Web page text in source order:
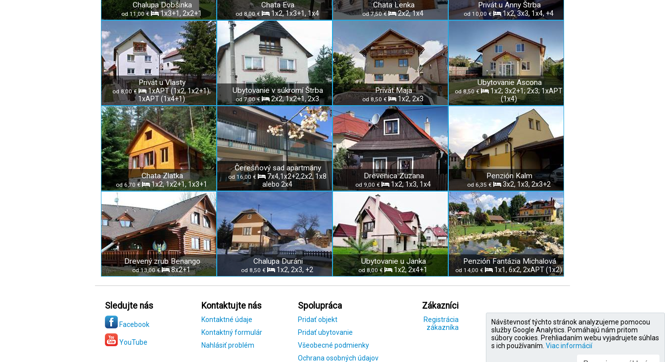
Chalupa Dobšinka
od 11,00 € 1x3+1, 2x2+1
Chata Eva
od 8,00 € 1x2, 1x3+1, 1x4
Chata Lenka
od 7,50 € 2x2, 1x4
Privát u Anny Štrba
od 10,00 € 1x2, 3x3, 1x4, +4
Privát u Vlasty
od 8,00 €
1xAPT (1x2, 1x2+1);
1xAPT (1x4+1)
Ubytovanie v súkromí Štrba
od 7,00 € 2x2, 1x2+1, 2x3
Privát Maja
od 8,50 € 1x2, 2x3
Ubytovanie Ascona
od 8,50 €
1x2; 3x2+1; 2x3; 1xAPT
(1x4)
Chata Zlatka
od 6,70 € 1x2, 1x2+1, 1x3+1
Čerešňový sad apartmány
od 16,00 €
7x4,1x2+2,2x2, 1x8
alebo 2x4
Drevenica Zuzana
od 9,00 € 1x2, 1x3, 1x4
Penzión Kalm
od 6,35 € 3x2, 1x3, 2x3+2
Drevený zrub Benango
od 13,00 € 8x2+1
Chalupa Duráni
od 8,50 € 1x2, 2x3, +2
Ubytovanie u Janka
od 8,00 € 1x2, 2x4+1
Penzión Fantázia Michalová
od 14,00 € 1x1, 6x2, 2xAPT (1x2)
Sledujte nás
Facebook
YouTube
Kontaktujte nás
Kontaktné údaje
Kontaktný formulár
Nahlásiť problém
Spolupráca
Pridať objekt
Pridať ubytovanie
Všeobecné podmienky
Ochrana osobných údajov
Zákazníci
Registrácia
zákazníka
Návštevnosť týchto stránok analyzujeme pomocou
služby Google Analytics. Pomáhajú nám pritom
súbory cookies. Prehliadaním webu vyjadrujete súhlas
s ich používaním. Viac informácií